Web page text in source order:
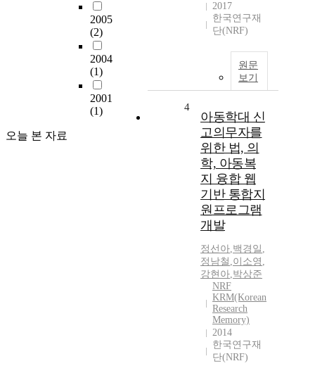
2005
(2)
2004
(1)
2001
(1)
오늘 본 자료
2017
한국연구재
단(NRF)
원문
보기
4
아동학대 신
고의무자를
위한 법, 의
학, 아동복
지 융합 웹
기반 통합지
원프로그램
개발
정선아,백경일 ,
정남철 ,이소영 ,
강현아,박상준
NRF
KRM(Korean
Research
Memory)
2014
한국연구재
단(NRF)